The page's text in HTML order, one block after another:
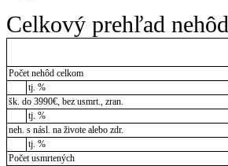
Celkový prehľad nehôd
Počet nehôd celkom
tj. %
šk. do 3990€, bez usmrt., zran.
tj. %
neh. s násl. na živote alebo zdr.
tj. %
Počet usmrtených